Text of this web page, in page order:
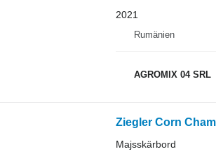
2021
Rumänien
AGROMIX 04 SRL
Ziegler Corn
Majsskärbord